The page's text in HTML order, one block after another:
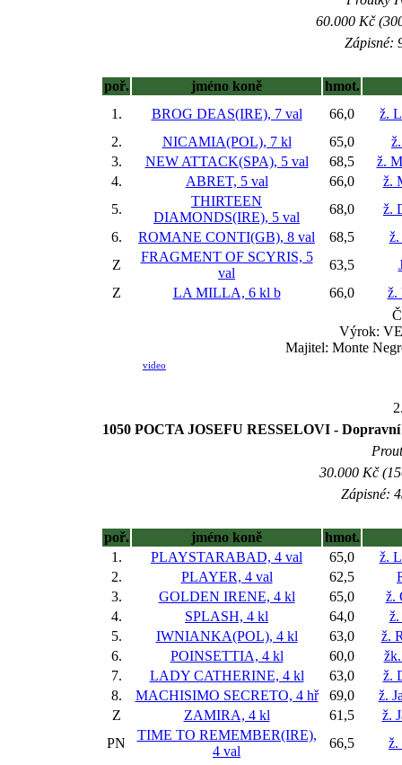
60.000 Kč
Zápisné:
poř. jméno koně
hmot.
1.
BROG DEAS(IRE), 7 val 66,0
ž.
2.
NICAMIA(POL), 7 kl 65,0
3.
NEW ATTACK(SPA), 5 val 68,5
ž.
4.
ABRET, 5 val 66,0
ž.
5.
THIRTEEN
DIAMONDS(IRE), 5 val
68,0
ž.
6.
ROMANE CONTI(GB), 8 val 68,5
ž.
Z
FRAGMENT OF SCYRIS, 5
val
63,5
Z
LA MILLA, 6 kl b 66,0
ž.
Výrok:
Majitel: Monte
video
1050 POCTA JOSEFU RESSELOVI -
30.000 Kč
Zápisné:
poř. jméno koně
hmot.
1.
PLAYSTARABAD, 4 val 65,0
ž.
2.
PLAYER, 4 val 62,5
3.
GOLDEN IRENE, 4 kl 65,0
ž.
4.
SPLASH, 4 kl 64,0
ž.
5.
IWNIANKA(POL), 4 kl 63,0
ž.
6.
POINSETTIA, 4 kl 60,0
7.
LADY CATHERINE, 4 kl 63,0
ž.
8.
MACHISIMO SECRETO, 4 hř 69,0
ž.
Z
ZAMIRA, 4 kl 61,5
ž.
PN
TIME TO REMEMBER(IRE),
4 val
66,5
ž.